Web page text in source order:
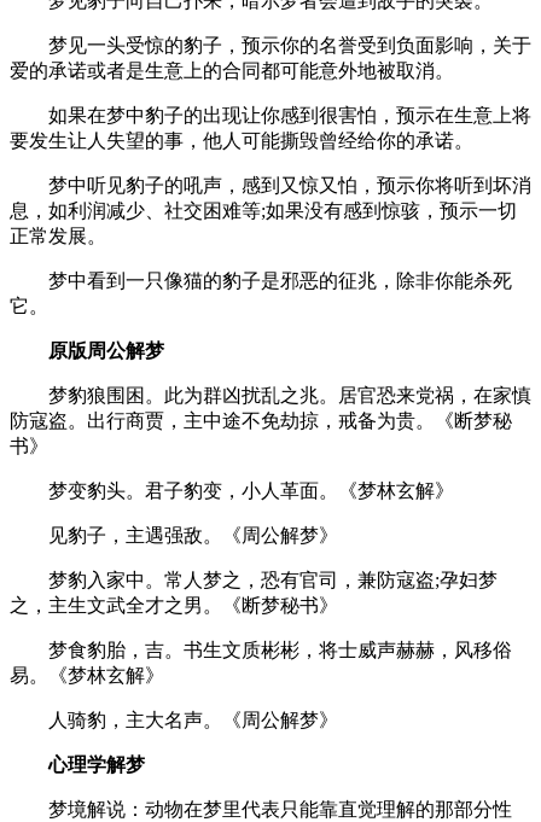
梦见一头受惊的豹子，预示你的名誉受到负面影响，关于
爱的承诺或者是生意上的合同都可能意外地被取消。
如果在梦中豹子的出现让你感到很害怕，预示在生意上将
要发生让人失望的事，他人可能撕毁曾经给你的承诺。
梦中听见豹子的吼声，感到又惊又怕，预示你将听到坏消
息，如利润减少、社交困难等;如果没有感到惊骇，预示一切
正常发展。
梦中看到一只像猫的豹子是邪恶的征兆，除非你能杀死
它。
原版周公解梦
梦豹狼围困。此为群凶扰乱之兆。居官恐来党祸，在家慎
防寇盗。出行商贾，主中途不免劫掠，戒备为贵。《断梦秘
书》
梦变豹头。君子豹变，小人革面。《梦林玄解》
见豹子，主遇强敌。《周公解梦》
梦豹入家中。常人梦之，恐有官司，兼防寇盗;孕妇梦
之，主生文武全才之男。《断梦秘书》
梦食豹胎，吉。书生文质彬彬，将士威声赫赫，风移俗
易。《梦林玄解》
人骑豹，主大名声。《周公解梦》
心理学解梦
梦境解说：动物在梦里代表只能靠直觉理解的那部分性